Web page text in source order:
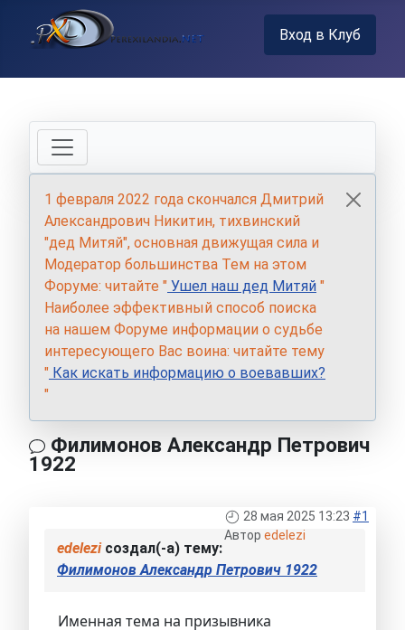
Вход в Клуб
1 февраля 2022 года скончался Дмитрий
Александрович Никитин, тихвинский
"дед Митяй", основная движущая сила и
Модератор большинства Тем на этом
Форуме: читайте " Ушел наш дед Митяй "
Наиболее эффективный способ поиска
на нашем Форуме информации о судьбе
интересующего Вас воина: читайте тему
" Как искать информацию о воевавших?
"
Филимонов Александр Петрович
1922
28 мая 2025 13:23 #1
Автор edelezi
edeleziсоздал(-а) тему:
Филимонов Александр Петрович 1922
Именная тема на призывника